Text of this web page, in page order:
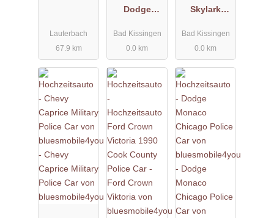
Lauterbach
67.9 km
Dodge
bluesmobile
4you
Bad Kissingen
0.0 km
Skylark
bluesmobile
4you
Bad Kissingen
0.0 km